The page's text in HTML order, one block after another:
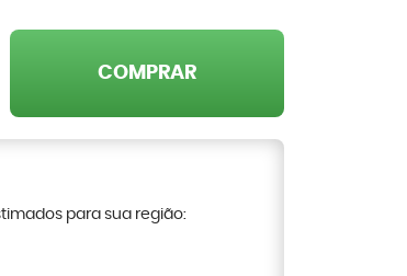
COMPRAR
para sua região: